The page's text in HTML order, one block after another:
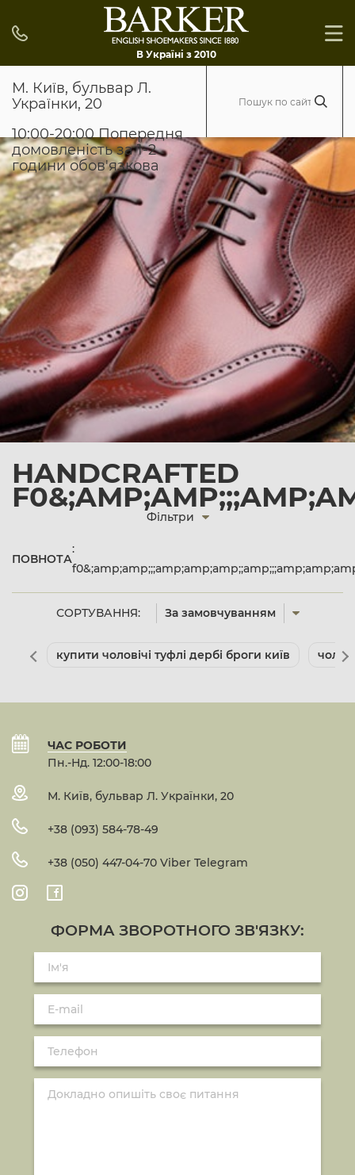
В Україні з 2010
М. Київ, бульвар Л.
Українки, 20
10:00-20:00 Попередня
домовленість за 1-2
години обов'язкова
HANDCRAFTED
СОРТУВАННЯ: За замовчуванням
Фільтри
ПОВНОТА
:
купити чоловічі туфлі дербі броги київ
ЧАС РОБОТИ
Пн.-Нд. 12:00-18:00
М. Київ, бульвар Л. Українки, 20
+38 (093) 584-78-49
+38 (050) 447-04-70 Viber Telegram
ФОРМА ЗВОРОТНОГО ЗВ'ЯЗКУ: